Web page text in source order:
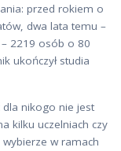
przed rokiem o
dwa lata temu –
2219 osób o 80
ukończył studia
nikogo nie jest
kilku uczelniach czy
w ramach